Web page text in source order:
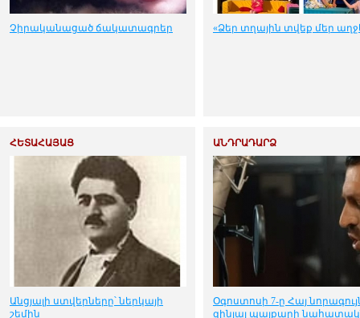
Չիրականացած ճակատագրեր «Ձեր տղային տվեք մեր
ՀԵՏԱՀԱՅԱՑ
Անցյալի ստվերները՝ ներկայի
շեմին
ԱՆԴՐԱԴԱՐՁ
Օգոստոսի 7-ը Հայ
զինյալ պայքարի